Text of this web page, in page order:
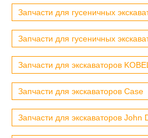
Запчасти для гусеничных
Запчасти для гусеничных
Запчасти для экскаваторов
Запчасти для экскаваторов Case
Запчасти для экскаваторов John